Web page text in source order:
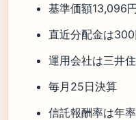
基準価額13,096
直近分配金は
運用会社は三井
毎月25日決算
信託報酬率は年